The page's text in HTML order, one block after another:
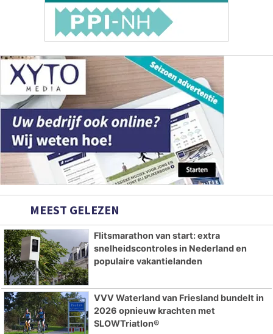
MEEST GELEZEN
Flitsmarathon van start: extra
snelheidscontroles in Nederland en
populaire vakantielanden
VVV Waterland van Friesland bundelt in
2026 opnieuw krachten met
SLOWTriatlon®